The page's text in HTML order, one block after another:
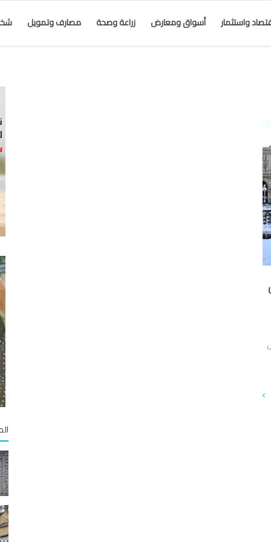
واستثمار أسواق ومعارض زراعة وصحة مصارف وتمويل